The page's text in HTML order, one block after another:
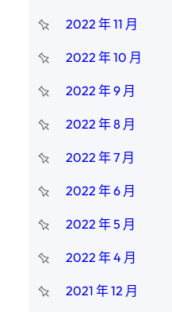
2022 年 11 月
2022 年 10 月
2022 年 9 月
2022 年 8 月
2022 年 7 月
2022 年 6 月
2022 年 5 月
2022 年 4 月
2021 年 12 月